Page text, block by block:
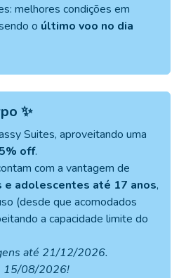
melhores condições em
o último voo no dia
✨
Suites, aproveitando uma
off.
com a vantagem de
e adolescentes até 17 anos,
(desde que acomodados
a capacidade limite do
até 21/12/2026.
15/08/2026!